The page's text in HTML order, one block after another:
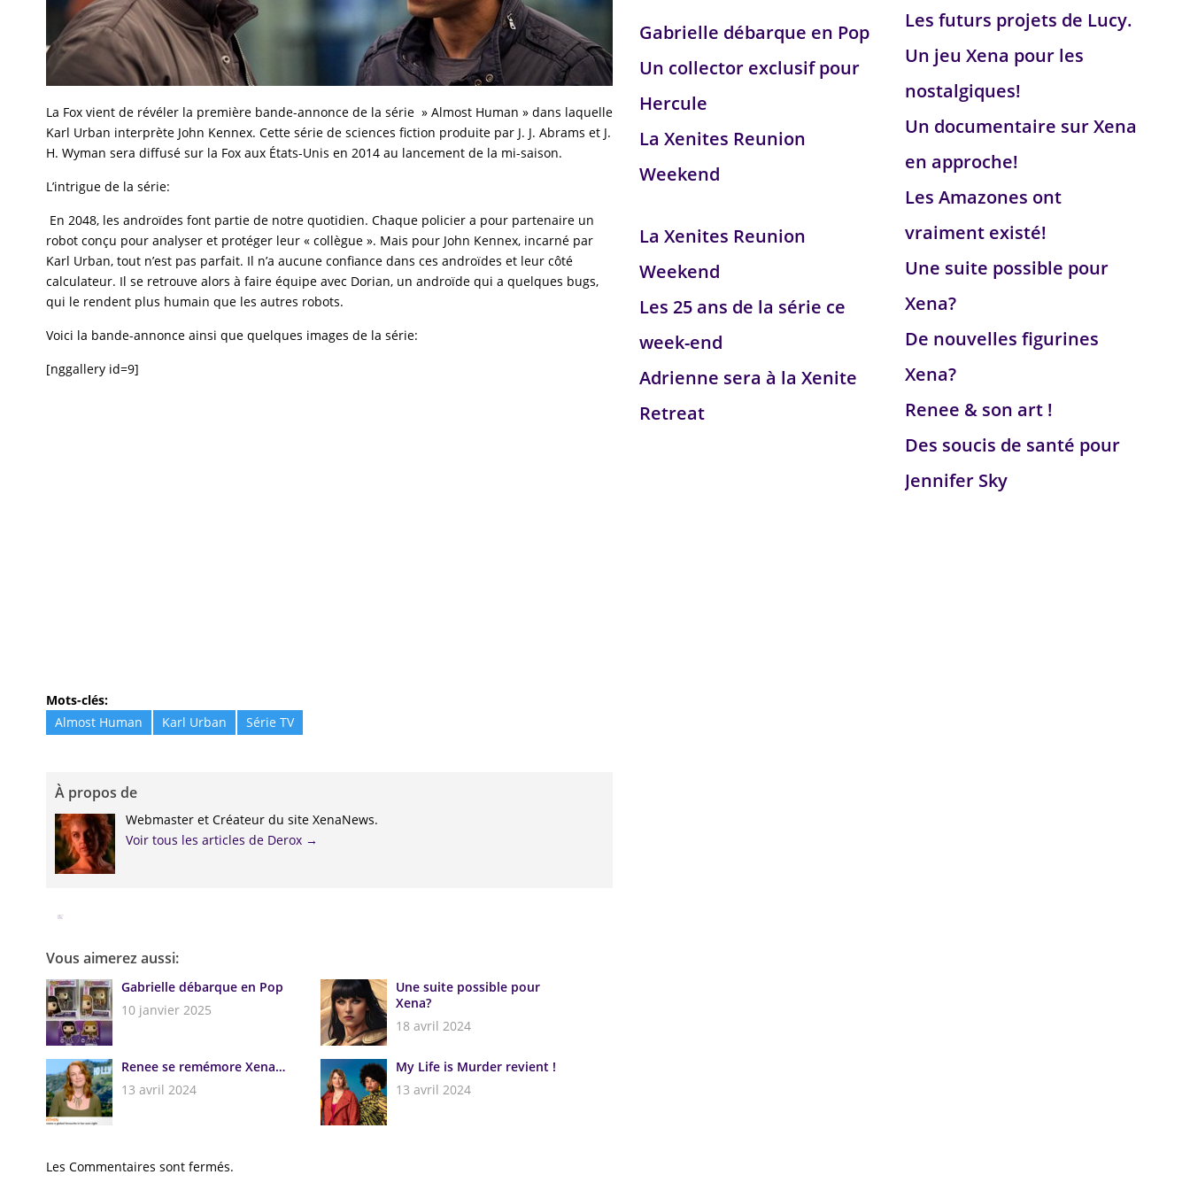
La Fox vient de révéler la première bande-annonce de la série » Almost Human » dans laquelle
Karl Urban interprète John Kennex. Cette série de sciences fiction produite par J. J. Abrams et J.
H. Wyman sera diffusé sur la Fox aux États-Unis en 2014 au lancement de la mi-saison.
L’intrigue de la série:
En 2048, les androïdes font partie de notre quotidien. Chaque policier a pour partenaire un
robot conçu pour analyser et protéger leur « collègue ». Mais pour John Kennex, incarné par
Karl Urban, tout n’est pas parfait. Il n’a aucune confiance dans ces androïdes et leur côté
calculateur. Il se retrouve alors à faire équipe avec Dorian, un androïde qui a quelques bugs,
qui le rendent plus humain que les autres robots.
Voici la bande-annonce ainsi que quelques images de la série:
[nggallery id=9]
Mots-clés:
Almost Human
Karl Urban Série TV
À propos de
Webmaster et Créateur du site XenaNews.
Voir tous les articles de Derox →
Vous aimerez aussi:
Gabrielle débarque en Pop
10 janvier 2025
Une suite possible pour
Xena?
18 avril 2024
Renee se remémore Xena…
13 avril 2024
My Life is Murder revient !
13 avril 2024
Les Commentaires sont fermés.
Gabrielle débarque en Pop
Un collector exclusif pour
Hercule
La Xenites Reunion
Weekend
La Xenites Reunion
Weekend
Les 25 ans de la série ce
week-end
Adrienne sera à la Xenite
Retreat
Les futurs projets de Lucy.
Un jeu Xena pour les
nostalgiques!
Un documentaire sur Xena
en approche!
Les Amazones ont
vraiment existé!
Une suite possible pour
Xena?
De nouvelles figurines
Xena?
Renee & son art !
Des soucis de santé pour
Jennifer Sky